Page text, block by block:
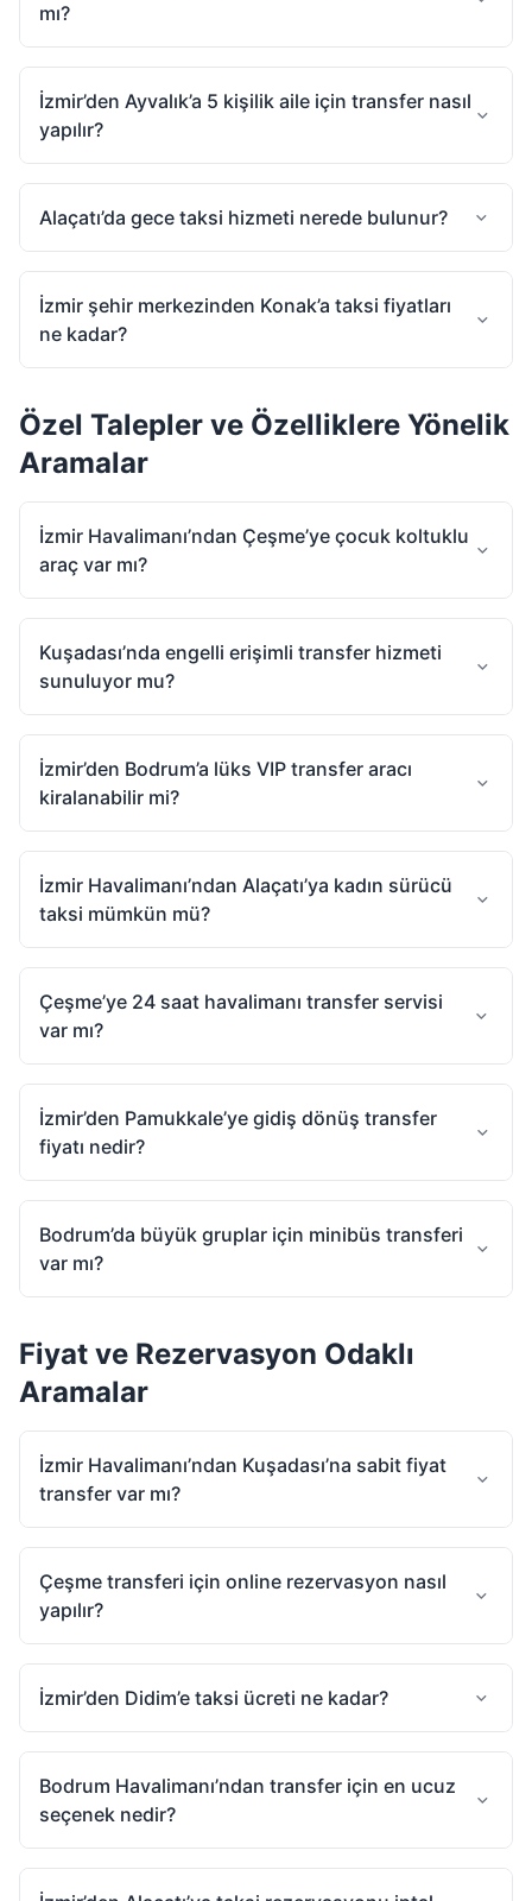
mı?
İzmir’den Ayvalık’a 5 kişilik aile için transfer nasıl
yapılır?
Alaçatı’da gece taksi hizmeti nerede bulunur?
İzmir şehir merkezinden Konak’a taksi fiyatları
ne kadar?
Özel Talepler ve Özelliklere Yönelik
Aramalar
İzmir Havalimanı’ndan Çeşme’ye çocuk koltuklu
araç var mı?
Kuşadası’nda engelli erişimli transfer hizmeti
sunuluyor mu?
İzmir’den Bodrum’a lüks VIP transfer aracı
kiralanabilir mi?
İzmir Havalimanı’ndan Alaçatı’ya kadın sürücü
taksi mümkün mü?
Çeşme’ye 24 saat havalimanı transfer servisi
var mı?
İzmir’den Pamukkale’ye gidiş dönüş transfer
fiyatı nedir?
Bodrum’da büyük gruplar için minibüs transferi
var mı?
Fiyat ve Rezervasyon Odaklı
Aramalar
İzmir Havalimanı’ndan Kuşadası’na sabit fiyat
transfer var mı?
Çeşme transferi için online rezervasyon nasıl
yapılır?
İzmir’den Didim’e taksi ücreti ne kadar?
Bodrum Havalimanı’ndan transfer için en ucuz
seçenek nedir?